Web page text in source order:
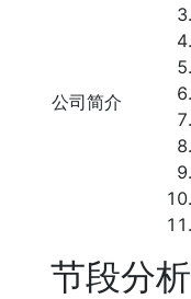
公司简介
节段分析